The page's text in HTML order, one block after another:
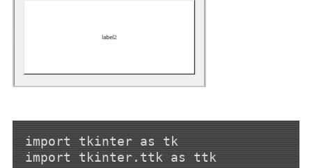
import tkinter as tk
import tkinter.ttk as ttk